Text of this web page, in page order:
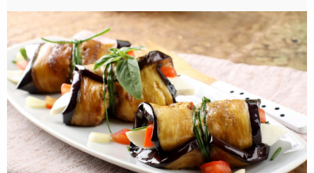
LIKAR НОВИНИ ЗДОРОВ'Я
РАДІО КРАСА КІНО
LIFESTYLE FASHION ТРАДИЦІЇ
PETS